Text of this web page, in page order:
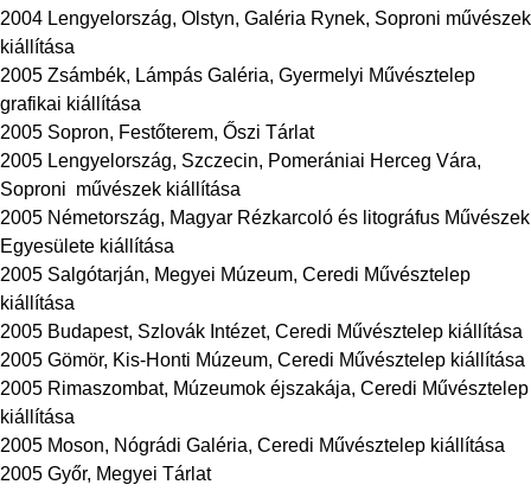
2004 Lengyelország, Olstyn, Galéria Rynek, Soproni művészek
kiállítása
2005 Zsámbék, Lámpás Galéria, Gyermelyi Művésztelep
grafikai kiállítása
2005 Sopron, Festőterem, Őszi Tárlat
2005 Lengyelország, Szczecin, Pomerániai Herceg Vára,
Soproni művészek kiállítása
2005 Németország, Magyar Rézkarcoló és litográfus Művészek
Egyesülete kiállítása
2005 Salgótarján, Megyei Múzeum, Ceredi Művésztelep
kiállítása
2005 Budapest, Szlovák Intézet, Ceredi Művésztelep kiállítása
2005 Gömör, Kis-Honti Múzeum, Ceredi Művésztelep kiállítása
2005 Rimaszombat, Múzeumok éjszakája, Ceredi Művésztelep
kiállítása
2005 Moson, Nógrádi Galéria, Ceredi Művésztelep kiállítása
2005 Győr, Megyei Tárlat